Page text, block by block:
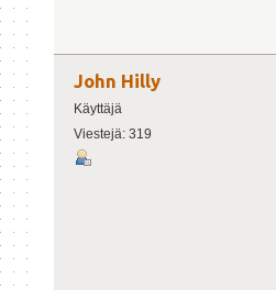
John Hilly
Käyttäjä
Viestejä: 319